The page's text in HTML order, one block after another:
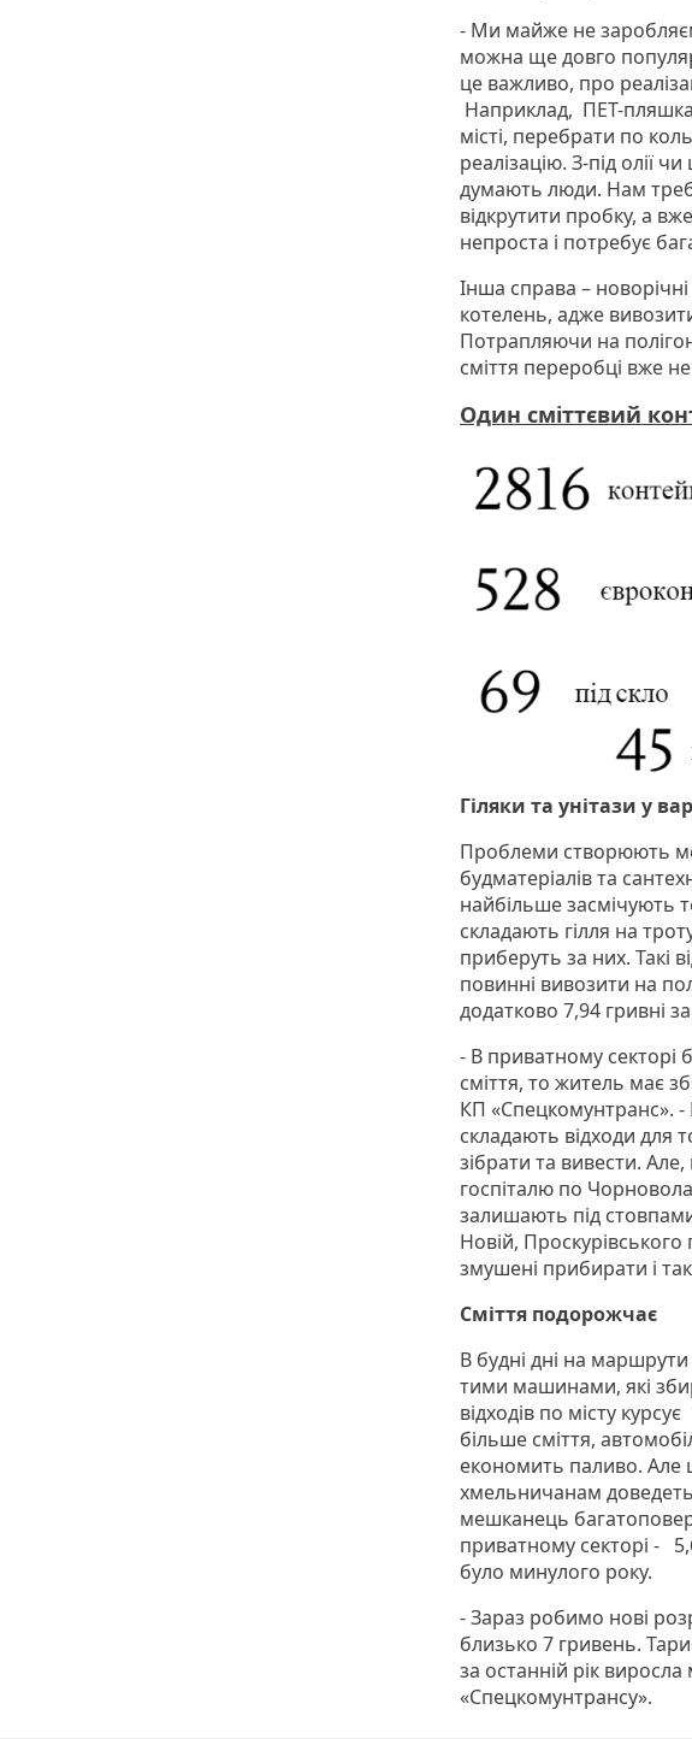
- Ми майже не
можна ще довго
це важливо, про
Наприклад, ПЕТ-пляшка
місті, перебрати по
реалізацію. З-під олії
думають люди. Нам
відкрутити пробку, а
непроста і потребує
Інша справа –
котелень, адже
Потрапляючи на
сміття переробці вже не
Один сміттєвий
Гіляки та унітази у
Проблеми створюють
будматеріалів та
найбільше засмічують
складають гілля на
приберуть за них. Такі
повинні вивозити на
додатково 7,94 гривні
- В приватному секторі
сміття, то житель має
КП «Спецкомунтранс». -
складають відходи для
зібрати та вивести.
госпіталю по
залишають під
Новій, Проскурівського
змушені прибирати і
Сміття подорожчає
В будні дні на
тими машинами, які
відходів по місту
більше сміття,
економить паливо. Але
хмельничанам
мешканець
приватному секторі -
було минулого року.
- Зараз робимо нові
близько 7 гривень.
за останній рік
«Спецкомунтрансу».